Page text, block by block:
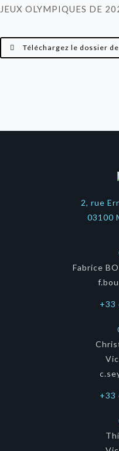
JEUX OLYMPIQUES DE
Téléchargez le dossier
2, rue
03100
Fabrice
+33
+33